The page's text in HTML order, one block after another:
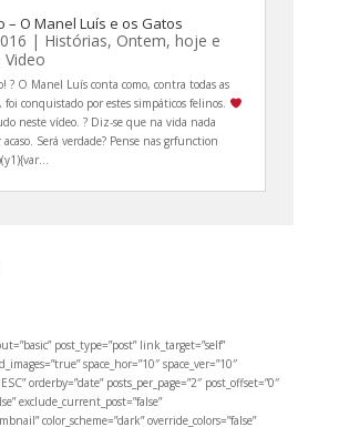
– O Manel Luís e os Gatos
| Histórias, Ontem, hoje e
Video
? O Manel Luís conta como, contra todas as
foi conquistado por estes simpáticos felinos.
neste vídeo. ? Diz-se que na vida nada
acaso. Será verdade? Pense nas grfunction
post_type=”post” link_target=”self”
space_hor=”10″ space_ver=”10″
orderby=”date” posts_per_page=”2″ post_offset=”0″
exclude_current_post=”false”
color_scheme=”dark” override_colors=”false”